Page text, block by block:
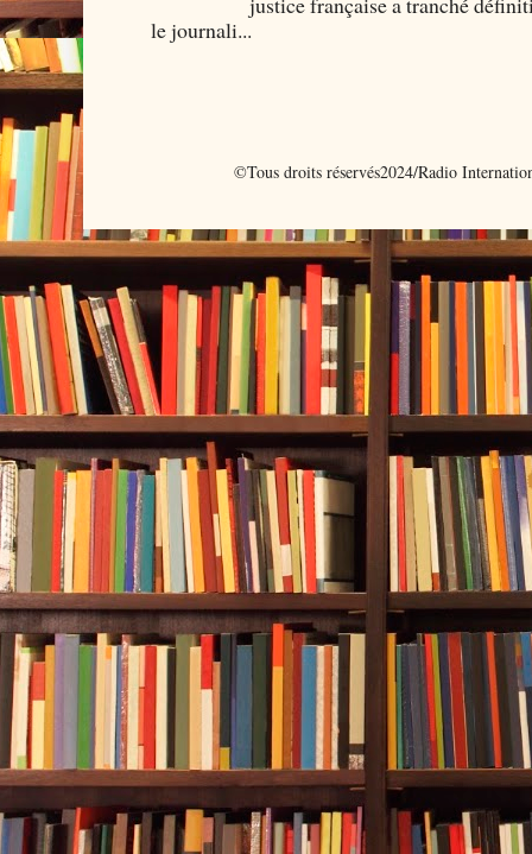
le journali...
©Tous droits réservés2024/Radio